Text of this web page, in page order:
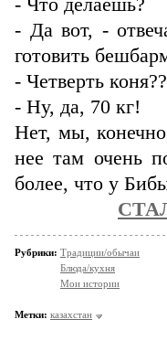
- Что делаешь?
- Да вот, -
готовить
- Четверть
- Ну, да, 70 кг!
Нет, мы,
нее там очень
более, что у
Рубрики: Традиции/обычаи
Блюда/кухня
Мои истории
Метки: казахстан